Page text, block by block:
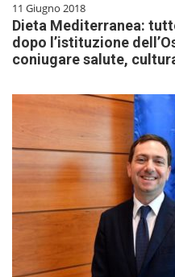
11 Giugno 2018
Dieta Mediterranea:
dopo l’istituzione
coniugare salute,